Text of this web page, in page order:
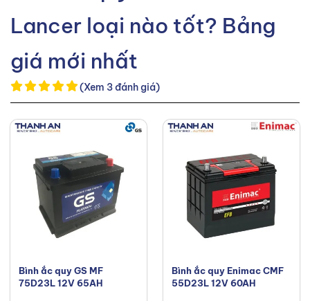
Lancer loại nào tốt? Bảng
giá mới nhất
(Xem 3 đánh giá)
Bình ắc quy GS MF
75D23L 12V 65AH
Bình ắc quy Enimac CMF
55D23L 12V 60AH